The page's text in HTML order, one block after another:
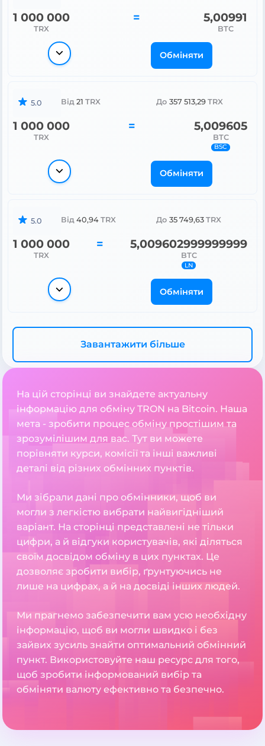
1 000 000
TRX
= 5,00991
BTC
Обміняти
5.0 Від 21 TRX До 357 513,29 TRX
1 000 000
TRX
= 5,009605
BTC
BSC
Обміняти
5.0 Від 40,94 TRX До 35 749,63 TRX
1 000 000
TRX
= 5,009602999999999
BTC
LN
Обміняти
Завантажити більше
На цій сторінці ви знайдете актуальну
інформацію для обміну TRON на Bitcoin. Наша
мета - зробити процес обміну простішим та
зрозумілішим для вас. Тут ви можете
порівняти курси, комісії та інші важливі
деталі від різних обмінних пунктів.
Ми зібрали дані про обмінники, щоб ви
могли з легкістю вибрати найвигідніший
варіант. На сторінці представлені не тільки
цифри, а й відгуки користувачів, які діляться
своїм досвідом обміну в цих пунктах. Це
дозволяє зробити вибір, ґрунтуючись не
лише на цифрах, а й на досвіді інших людей.
Ми прагнемо забезпечити вам усю необхідну
інформацію, щоб ви могли швидко і без
зайвих зусиль знайти оптимальний обмінний
пункт. Використовуйте наш ресурс для того,
щоб зробити інформований вибір та
обміняти валюту ефективно та безпечно.